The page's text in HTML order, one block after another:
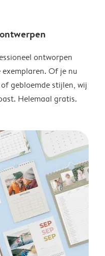
ontworpen
Of je nu
gebloemde stijlen, wij
Helemaal gratis.